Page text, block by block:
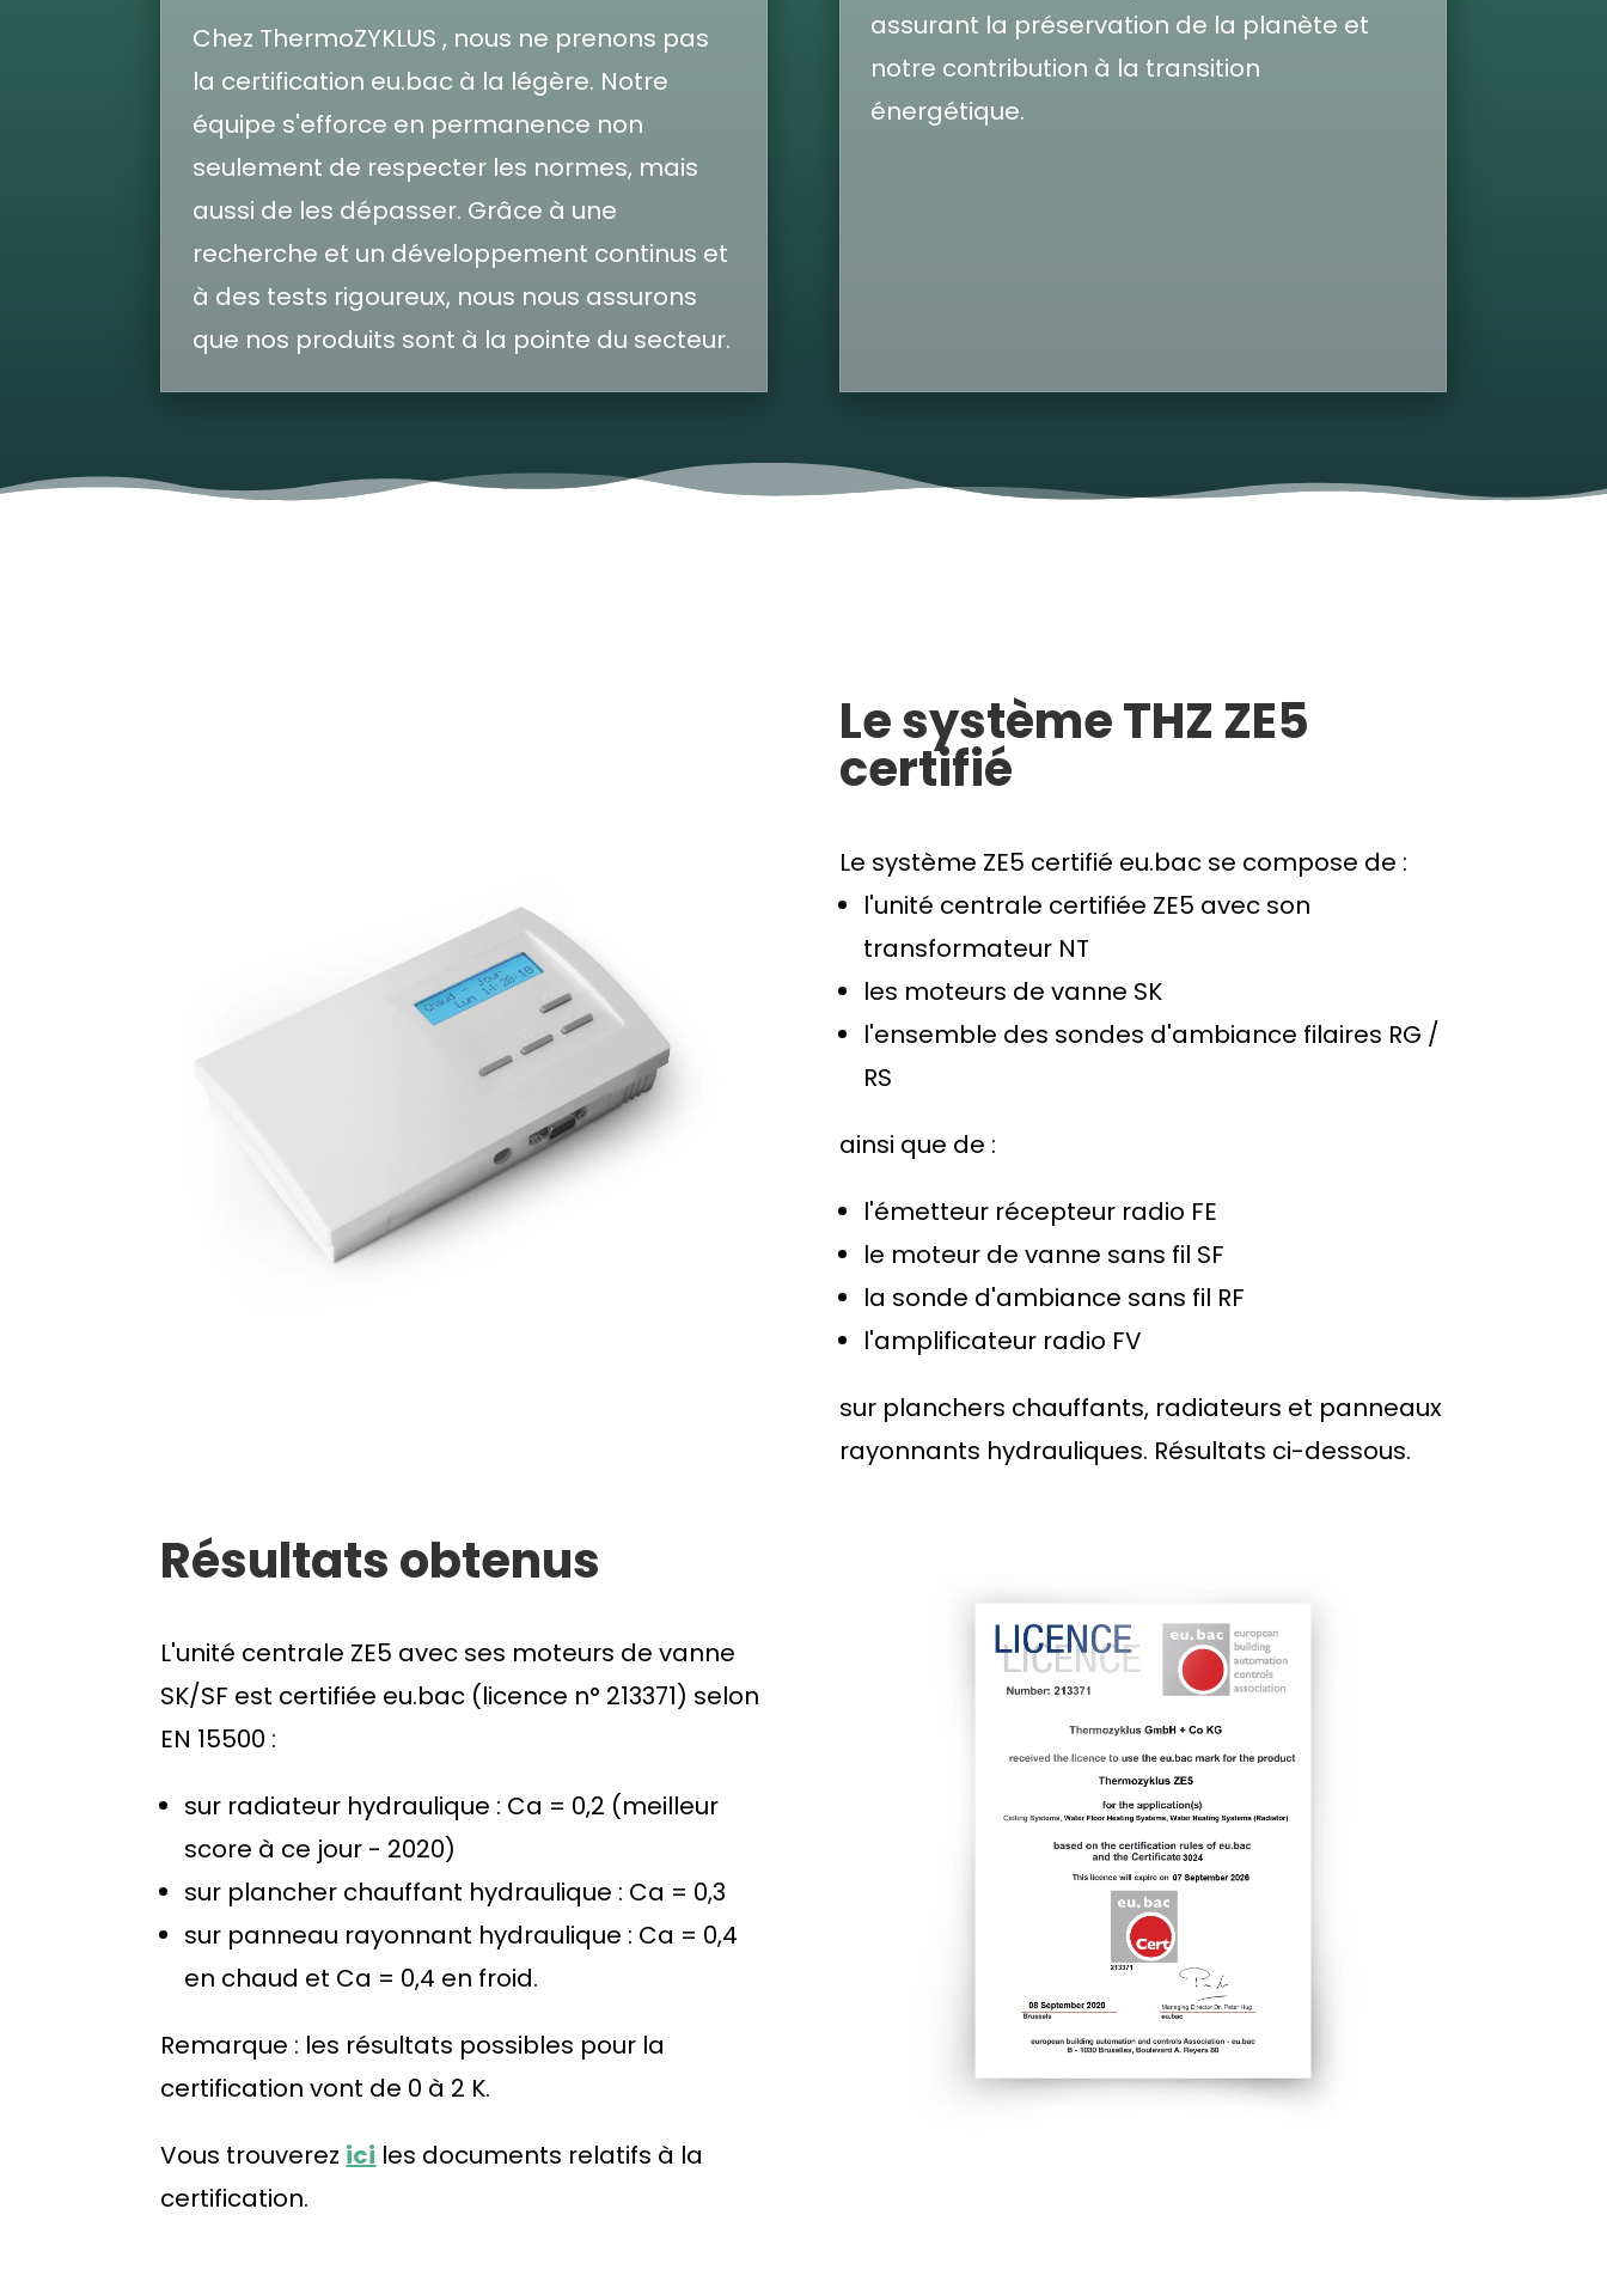
Chez ThermoZYKLUS , nous ne prenons pas
la certification eu.bac à la légère. Notre
équipe s'efforce en permanence non
seulement de respecter les normes, mais
aussi de les dépasser. Grâce à une
recherche et un développement continus et
à des tests rigoureux, nous nous assurons
que nos produits sont à la pointe du secteur.
assurant la préservation de la planète et
notre contribution à la transition
énergétique.
Le système THZ ZE5
certifié
Le système ZE5 certifié eu.bac se compose de :
l'unité centrale certifiée ZE5 avec son
transformateur NT
les moteurs de vanne SK
l'ensemble des sondes d'ambiance filaires RG /
RS
ainsi que de :
l'émetteur récepteur radio FE
le moteur de vanne sans fil SF
la sonde d'ambiance sans fil RF
l'amplificateur radio FV
sur planchers chauffants, radiateurs et panneaux
rayonnants hydrauliques. Résultats ci-dessous.
Résultats obtenus
L'unité centrale ZE5 avec ses moteurs de vanne
SK/SF est certifiée eu.bac (licence n° 213371) selon
EN 15500 :
sur radiateur hydraulique : Ca = 0,2 (meilleur
score à ce jour - 2020)
sur plancher chauffant hydraulique : Ca = 0,3
sur panneau rayonnant hydraulique : Ca = 0,4
en chaud et Ca = 0,4 en froid.
Remarque : les résultats possibles pour la
certification vont de 0 à 2 K.
Vous trouverez ici les documents relatifs à la
certification.